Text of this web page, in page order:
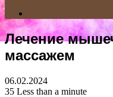
for
Лечение
массажем
06.02.2024
35 Less than a minute